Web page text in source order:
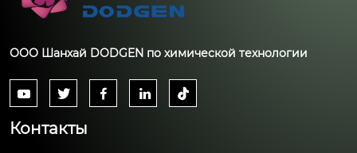
ООО Шанхай DODGEN по химической технологии
    
Контакты